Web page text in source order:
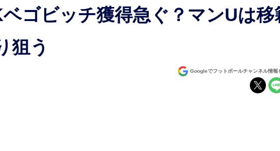
狙う
Googleでフットボールチャンネル情報